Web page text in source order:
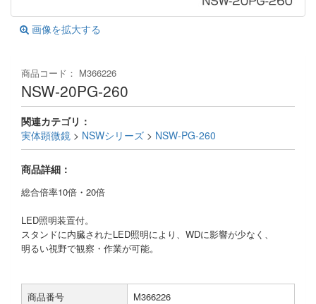
画像を拡大する
商品コード： M366226
NSW-20PG-260
関連カテゴリ：
実体顕微鏡 > NSWシリーズ > NSW-PG-260
商品詳細：
総合倍率10倍・20倍
LED照明装置付。
スタンドに内臓されたLED照明により、WDに影響が少なく、
明るい視野で観察・作業が可能。
商品番号
M366226